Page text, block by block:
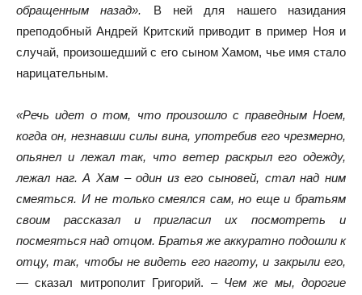
обращенным назад». В ней для нашего назидания
преподобный Андрей Критский приводит в пример Ноя и
случай, произошедший с его сыном Хамом, чье имя стало
нарицательным.
«Речь идет о том, что произошло с праведным Ноем,
когда он, незнавши силы вина, употребив его чрезмерно,
опьянел и лежал так, что ветер раскрыл его одежду,
лежал наг. А Хам – один из его сыновей, стал над ним
смеяться. И не только смеялся сам, но еще и братьям
своим рассказал и пригласил их посмотреть и
посмеяться над отцом. Братья же аккуратно подошли к
отцу, так, чтобы не видеть его наготу, и закрыли его,
—сказал митрополит Григорий. – Чем же мы, дорогие